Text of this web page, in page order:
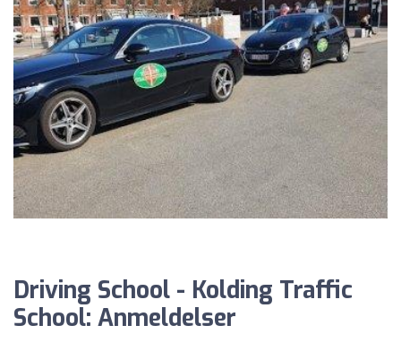
Driving School - Kolding Traffic
School: Anmeldelser